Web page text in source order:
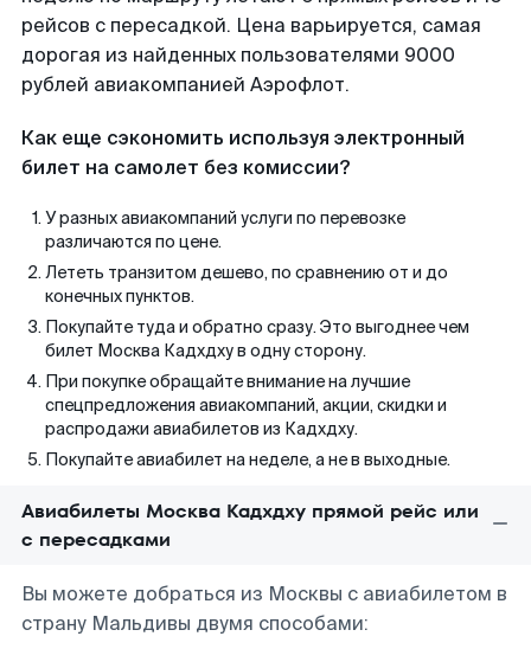
рейсов с пересадкой. Цена варьируется, самая
дорогая из найденных пользователями 9000
рублей авиакомпанией Аэрофлот.
Как еще сэкономить используя электронный
билет на самолет без комиссии?
У разных авиакомпаний услуги по перевозке
различаются по цене.
Лететь транзитом дешево, по сравнению от и до
конечных пунктов.
Покупайте туда и обратно сразу. Это выгоднее чем
билет Москва Кадхдху в одну сторону.
При покупке обращайте внимание на лучшие
спецпредложения авиакомпаний, акции, скидки и
распродажи авиабилетов из Кадхдху.
Покупайте авиабилет на неделе, а не в выходные.
Авиабилеты Москва Кадхдху прямой рейс или
с пересадками
Вы можете добраться из Москвы с авиабилетом в
страну Мальдивы двумя способами: